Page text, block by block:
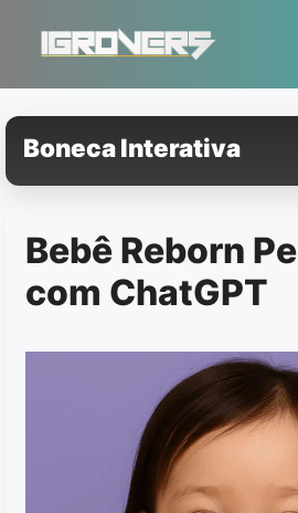
conteúdo
Boneca Interativa
Bebê Reborn
com ChatGPT